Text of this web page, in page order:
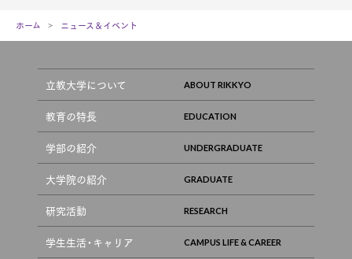
ホーム ニュース＆イベント
立教大学について
教育の特長
学部の紹介
大学院の紹介
研究活動
学生生活・キャリア